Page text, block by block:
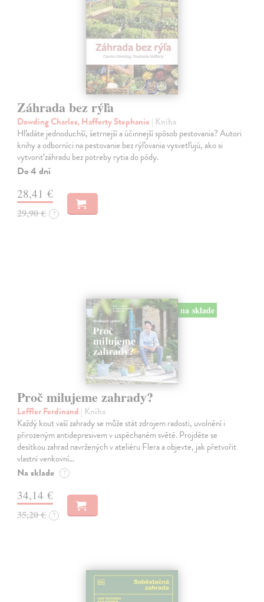
Záhrada bez rýľa
Dowding Charles, Hafferty Stephanie | Kniha
Hľadáte jednoduchší, šetrnejší a účinnejší spôsob pestovania? Autori
knihy a odborníci na pestovanie bez rýľovania vysvetľujú, ako si
vytvoriť záhradu bez potreby rytia do pôdy.
Do 4 dní
28,41 €
29,90 € ?
na sklade
Proč milujeme zahrady?
Leffler Ferdinand | Kniha
Každý kout vaší zahrady se může stát zdrojem radosti, uvolnění i
přirozeným antidepresivem v uspěchaném světě. Projděte se
desítkou zahrad navržených v ateliéru Flera a objevte, jak přetvořit
vlastní venkovní…
Na sklade ?
34,14 €
35,20 € ?